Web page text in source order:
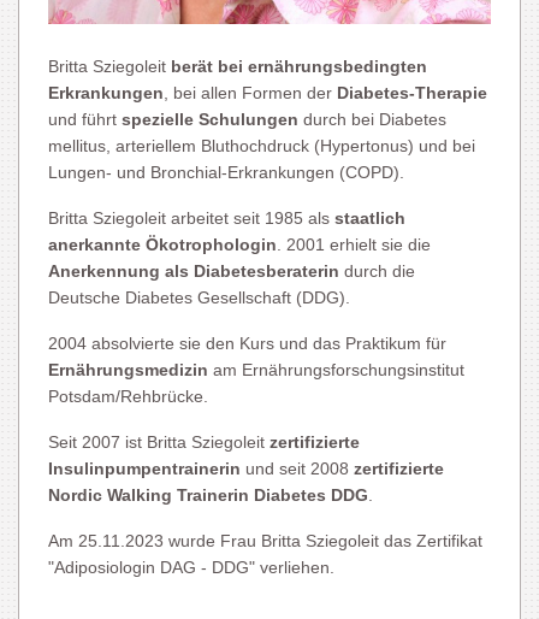
Britta Sziegoleit berät bei ernährungsbedingten
Erkrankungen , bei allen Formen der Diabetes-Therapie
und führt spezielle Schulungen durch bei Diabetes
mellitus, arteriellem Bluthochdruck (Hypertonus) und bei
Lungen- und Bronchial-Erkrankungen (COPD).
Britta Sziegoleit arbeitet seit 1985 als staatlich
anerkannte Ökotrophologin . 2001 erhielt sie die
Anerkennung als Diabetesberaterin durch die
Deutsche Diabetes Gesellschaft (DDG).
2004 absolvierte sie den Kurs und das Praktikum für
Ernährungsmedizin am Ernährungsforschungsinstitut
Potsdam/Rehbrücke.
Seit 2007 ist Britta Sziegoleit zertifizierte
Insulinpumpentrainerin und seit 2008 zertifizierte
Nordic Walking Trainerin Diabetes DDG
Am 25.11.2023 wurde Frau Britta Sziegoleit das Zertifikat
"Adiposiologin DAG - DDG" verliehen.